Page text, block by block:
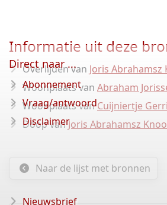
Informatie uit deze
Overlijden van Joris Abrahamsz
Woonplaats van Abraham
Woonplaats vanCuijniertje
Doop vanJoris Abrahamsz
Naar de lijst met bronnen
Direct naar ...
Abonnement
Vraag/antwoord
Disclaimer
Nieuwsbrief